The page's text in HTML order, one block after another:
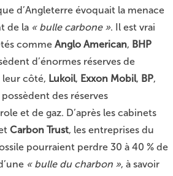
d’Angleterre évoquait la menace
de la « bulle carbone ». Il est vrai
comme Anglo American, BHP
d’énormes réserves de
leur côté, Lukoil, Exxon Mobil, BP,
des réserves
et de gaz. D’après les cabinets
Carbon Trust, les entreprises du
pourraient perdre 30 à 40 % de
« bulle du charbon », à savoir